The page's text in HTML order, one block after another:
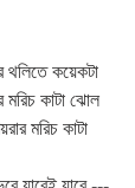
থলিতে কয়েকটা
মরিচ কাটা ঝোল
মরিচ কাটা